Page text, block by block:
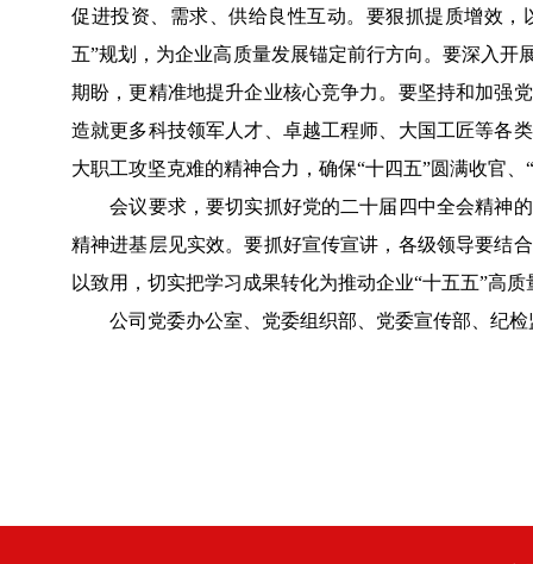
促进投资、需求、供给良性互动。要狠抓提质增效
五”规划，为企业高质量发展锚定前行方向。要深入
期盼，更精准地提升企业核心竞争力。要坚持和加强
造就更多科技领军人才、卓越工程师、大国工匠等各
大职工攻坚克难的精神合力，确保“十四五”圆满收官、
会议要求，要切实抓好党的二十届四中全会精神的
精神进基层见实效。要抓好宣传宣讲，各级领导要结
以致用，切实把学习成果转化为推动企业“十五五”高
公司党委办公室、党委组织部、党委宣传部、纪检